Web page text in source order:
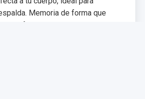
Memoria de forma que
uniformemente.